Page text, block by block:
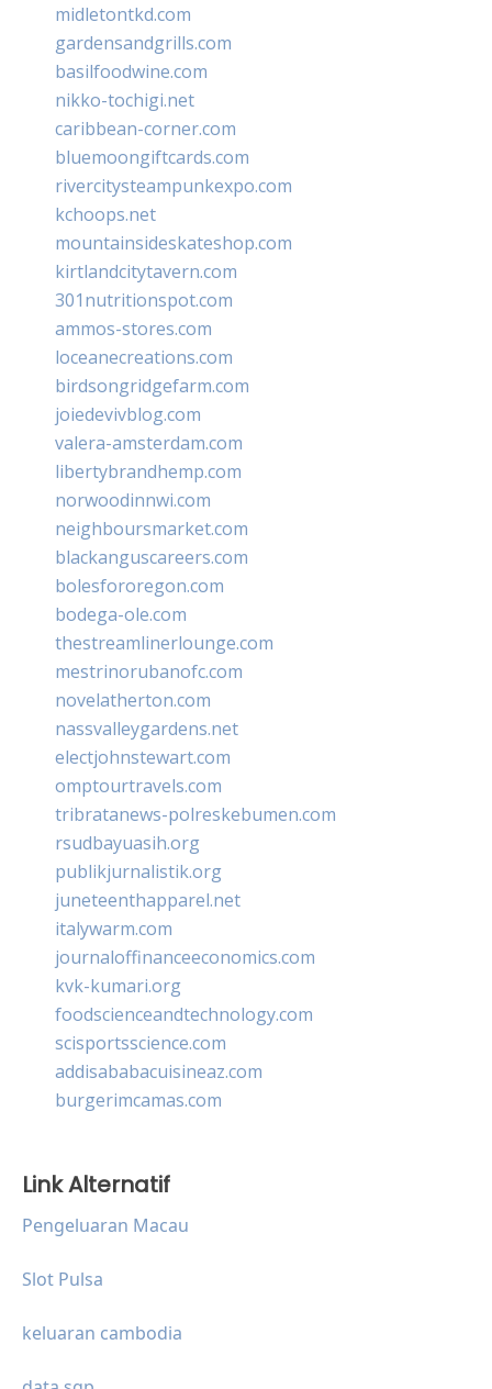
midletontkd.com
gardensandgrills.com
basilfoodwine.com
nikko-tochigi.net
caribbean-corner.com
bluemoongiftcards.com
rivercitysteampunkexpo.com
kchoops.net
mountainsideskateshop.com
kirtlandcitytavern.com
301nutritionspot.com
ammos-stores.com
loceanecreations.com
birdsongridgefarm.com
joiedevivblog.com
valera-amsterdam.com
libertybrandhemp.com
norwoodinnwi.com
neighboursmarket.com
blackanguscareers.com
bolesfororegon.com
bodega-ole.com
thestreamlinerlounge.com
mestrinorubanofc.com
novelatherton.com
nassvalleygardens.net
electjohnstewart.com
omptourtravels.com
tribratanews-polreskebumen.com
rsudbayuasih.org
publikjurnalistik.org
juneteenthapparel.net
italywarm.com
journaloffinanceeconomics.com
kvk-kumari.org
foodscienceandtechnology.com
scisportsscience.com
addisababacuisineaz.com
burgerimcamas.com
Link Alternatif
Pengeluaran Macau
Slot Pulsa
keluaran cambodia